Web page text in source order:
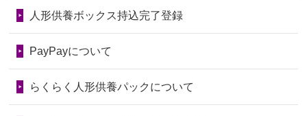
いたことが...
の回りの物...
2026/06/28人形たちに これまで本当にありがとう
第75回人形供養祭令和7年1月17日(金)
第73回人形供養祭令和6年10月17日(木)
人形供養ボックス持込完了登録
PayPayについて
らくらく人形供養パックについて